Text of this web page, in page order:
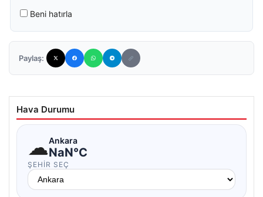
Beni hatırla
Paylaş:
Hava Durumu
☁Ankara
NaN°C
ŞEHIR SEÇ